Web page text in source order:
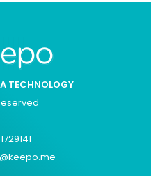
TECHNOLOGY